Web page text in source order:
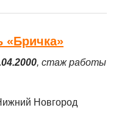
«Бричка»
, стаж работы
Новгород